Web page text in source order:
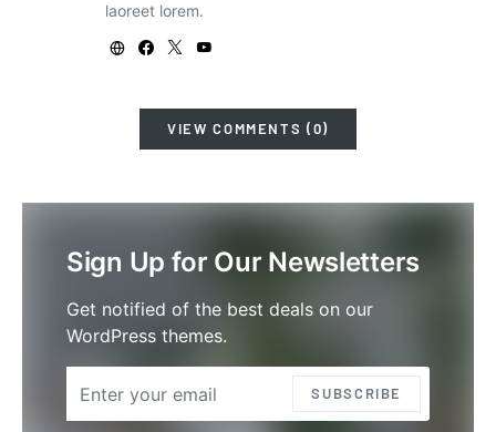
laoreet lorem.
VIEW COMMENTS (0)
Sign Up for Our Newsletters
Get notified of the best deals on our
WordPress themes.
SUBSCRIBE